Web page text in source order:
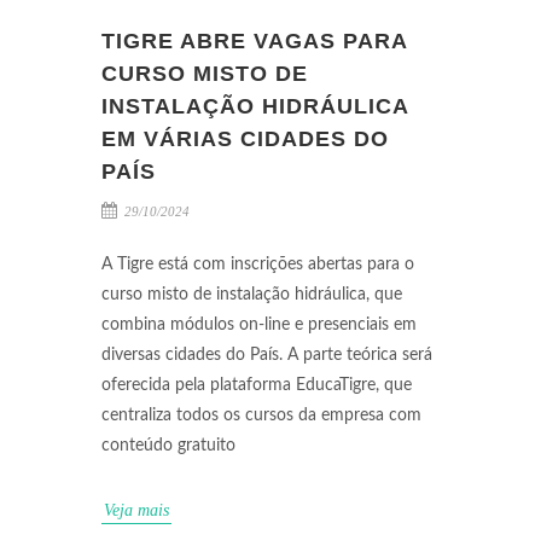
TIGRE ABRE VAGAS PARA
CURSO MISTO DE
INSTALAÇÃO HIDRÁULICA
EM VÁRIAS CIDADES DO
PAÍS
29/10/2024
A Tigre está com inscrições abertas para o
curso misto de instalação hidráulica, que
combina módulos on-line e presenciais em
diversas cidades do País. A parte teórica será
oferecida pela plataforma EducaTigre, que
centraliza todos os cursos da empresa com
conteúdo gratuito
Veja mais